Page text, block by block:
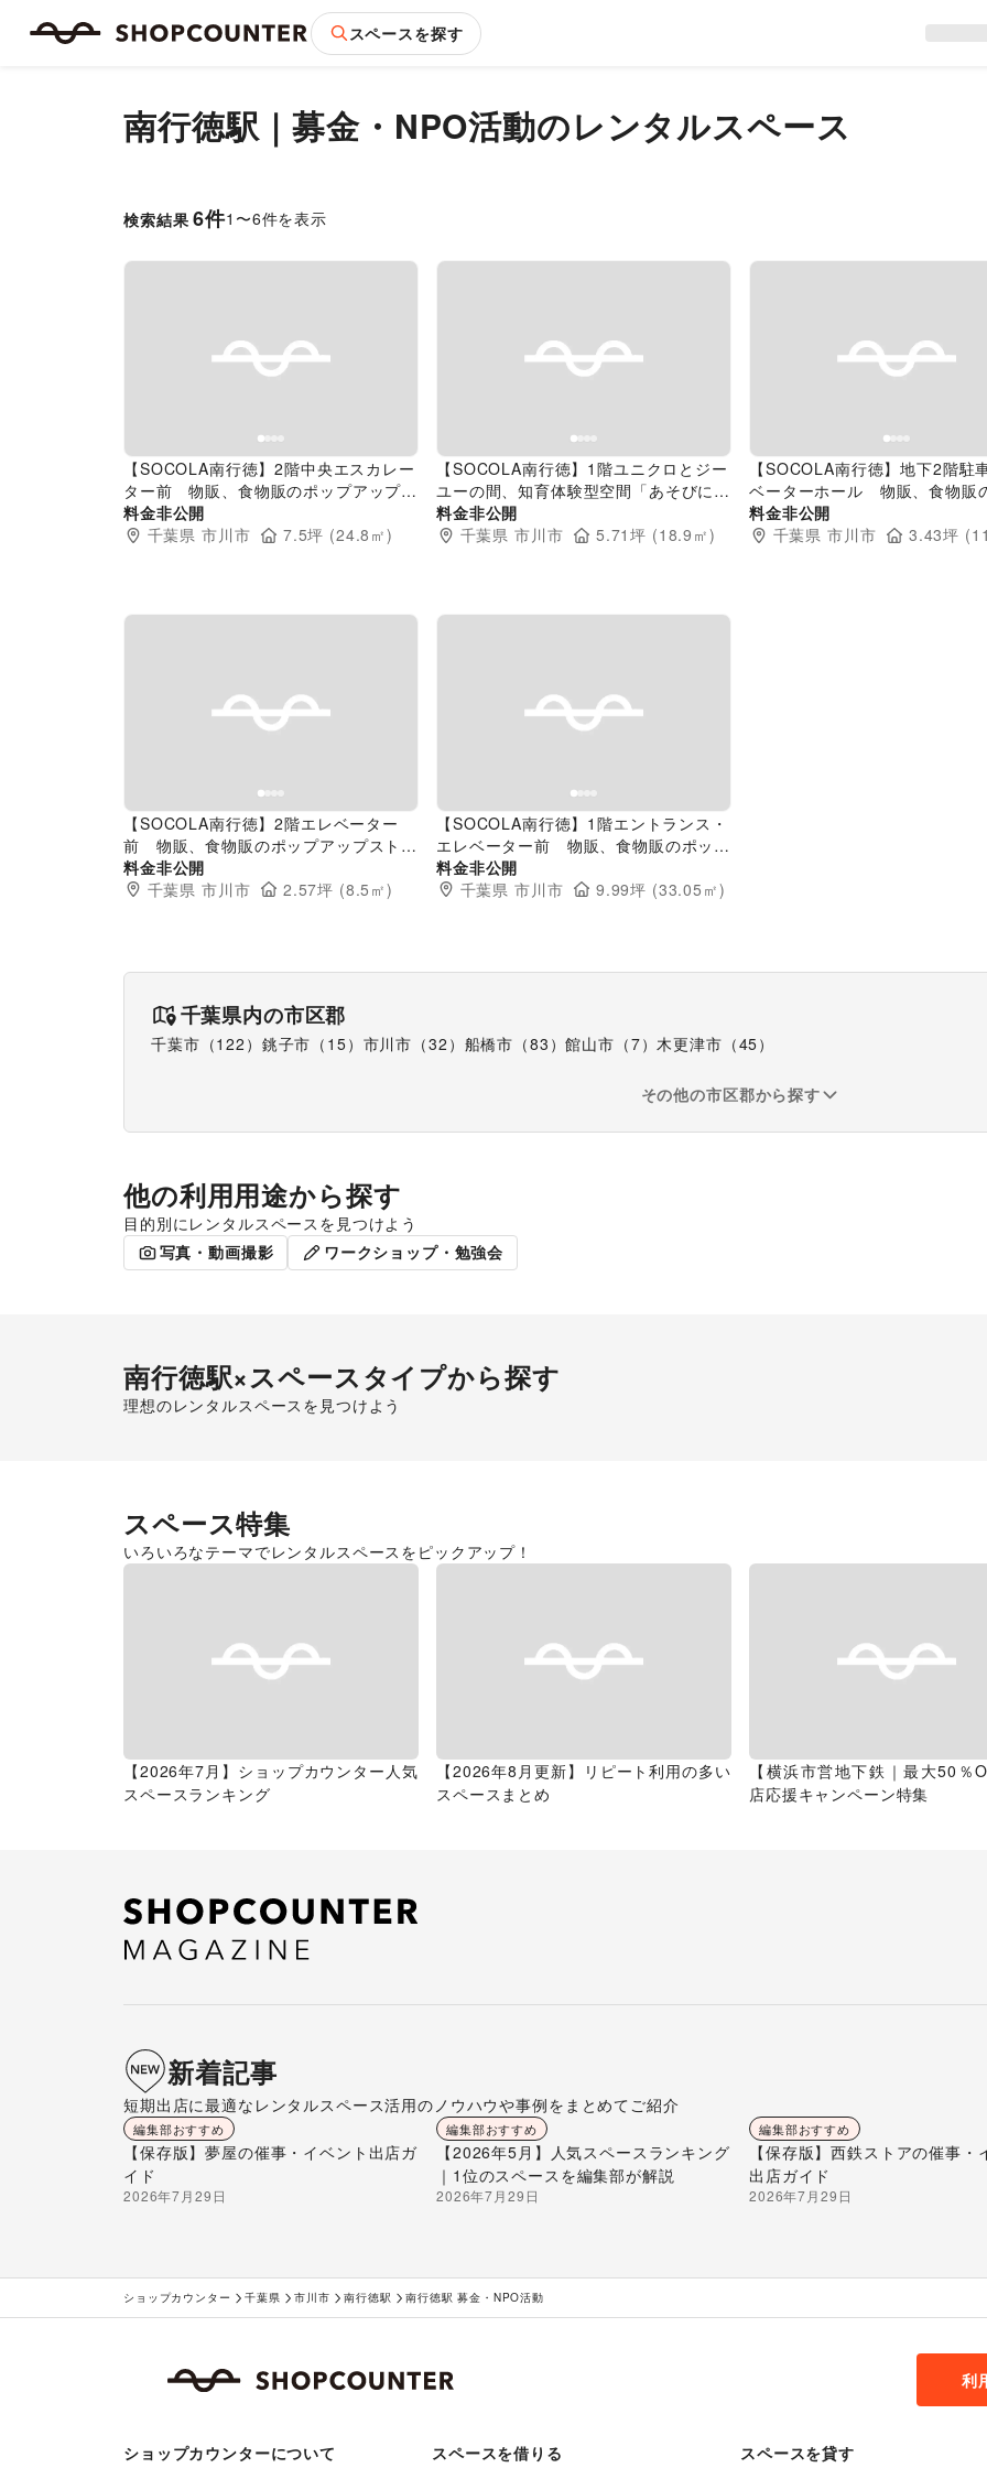
スペースを探す
南行徳駅｜募金・NPO活動のレンタルスペース
検索結果 6件1 〜6件を表示
Previous slide
【SOCOLA南行徳】2階中央エスカレー
ター前 物販、食物販のポップアップス
トアや販促プロモーションに最適な催事
イベントスペース
料金非公開
千葉県 市川市 7.5坪 (24.8 ㎡)
Previous slide
【SOCOLA南行徳】1階ユニクロとジー
ユーの間、知育体験型空間「あそびにっ
くパーク」前 物販、食物販のポップア
ップストアや販促プロモーションに最適
料金非公開
千葉県 市川市 5.71坪 (18.9 ㎡)
Previous slide
【SOCOLA南行徳】地下2階駐
ベーターホール 物販、食物販
アップストアや販促プロモーシ
適な催事イベントスペース
料金非公開
千葉県 市川市 3.43坪 (
Previous slide
【SOCOLA南行徳】2階エレベーター
前 物販、食物販のポップアップストア
や販促プロモーションに最適なファミリ
ー向け催事イベントスペース
料金非公開
千葉県 市川市 2.57坪 (8.5 ㎡)
Previous slide
【SOCOLA南行徳】1階エントランス・
エレベーター前 物販、食物販のポップ
アップストアや販促プロモーションに最
適な催事イベントスペース
料金非公開
千葉県 市川市 9.99坪 (33.05 ㎡)
千葉県内の市区郡
千葉市（122） 銚子市（15） 市川市（32） 船橋市（83）館山市（7） 木更津市（45）
その他の市区郡から探す
他の利用用途から探す
目的別にレンタルスペースを見つけよう
ポップアップストア 食品販売
写真・動画撮影 ワークショップ・勉強会
南行徳駅×スペースタイプから探す
理想のレンタルスペースを見つけよう
スペース特集
いろいろなテーマでレンタルスペースをピックアップ！
【2026年7月】ショップカウンター人気
スペースランキング
【2026年8月更新】リピート利用の多い
スペースまとめ
【横浜市営地下鉄｜最大50％
店応援キャンペーン特集
新着記事
短期出店に最適なレンタルスペース活用のノウハウや事例をまとめてご紹介
編集部おすすめ
【保存版】夢屋の催事・イベント出店ガ
イド
2026年7月29日
編集部おすすめ
【2026年5月】人気スペースランキング
｜1位のスペースを編集部が解説
2026年7月29日
編集部おすすめ
【保存版】西鉄ストアの催事・
出店ガイド
2026年7月29日
ショップカウンター 千葉県 市川市 南行徳駅 南行徳駅 募金・NPO活動
利
ショップカウンターについて
スペースを借りる
スペースを貸す